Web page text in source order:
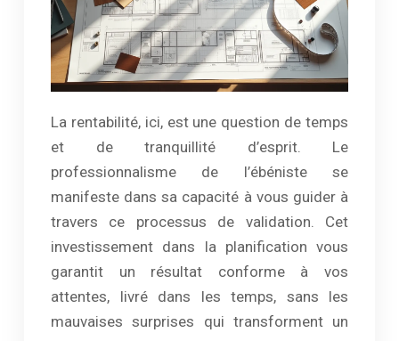
La rentabilité, ici, est une question de temps
et de tranquillité d’esprit. Le
professionnalisme de l’ébéniste se
manifeste dans sa capacité à vous guider à
travers ce processus de validation. Cet
investissement dans la planification vous
garantit un résultat conforme à vos
attentes, livré dans les temps, sans les
mauvaises surprises qui transforment un